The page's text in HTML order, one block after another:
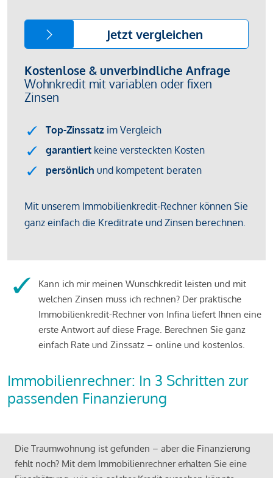
Kann ich mir meinen Wunschkredit leisten und mit
welchen Zinsen muss ich rechnen? Der praktische
Immobilienkredit-Rechner von Infina liefert Ihnen eine
erste Antwort auf diese Frage. Berechnen Sie ganz
einfach Rate und Zinssatz – online und kostenlos.
Immobilienrechner: In 3 Schritten zur
passenden Finanzierung
Die Traumwohnung ist gefunden – aber die Finanzierung
fehlt noch? Mit dem Immobilienrechner erhalten Sie eine